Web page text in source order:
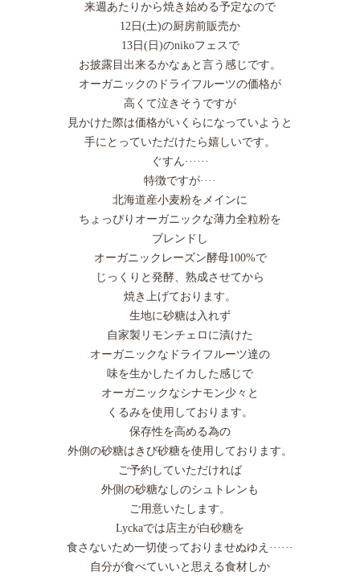
来週あたりから焼き始める予定なので
12日(土)の厨房前販売か
13日(日)のnikoフェスで
お披露目出来るかなぁと言う感じです。
オーガニックのドライフルーツの価格が
高くて泣きそうですが
見かけた際は価格がいくらになっていようと
手にとっていただけたら嬉しいです。
ぐすん······
特徴ですが····
北海道産小麦粉をメインに
ちょっぴりオーガニックな薄力全粒粉を
ブレンドし
オーガニックレーズン酵母100%で
じっくりと発酵、熟成させてから
焼き上げております。
生地に砂糖は入れず
自家製リモンチェロに漬けた
オーガニックなドライフルーツ達の
味を生かしたイカした感じで
オーガニックなシナモン少々と
くるみを使用しております。
保存性を高める為の
外側の砂糖はきび砂糖を使用しております。
ご予約していただければ
外側の砂糖なしのシュトレンも
ご用意いたします。
Lyckaでは店主が白砂糖を
食さないため一切使っておりませぬゆえ······
自分が食べていいと思える食材しか